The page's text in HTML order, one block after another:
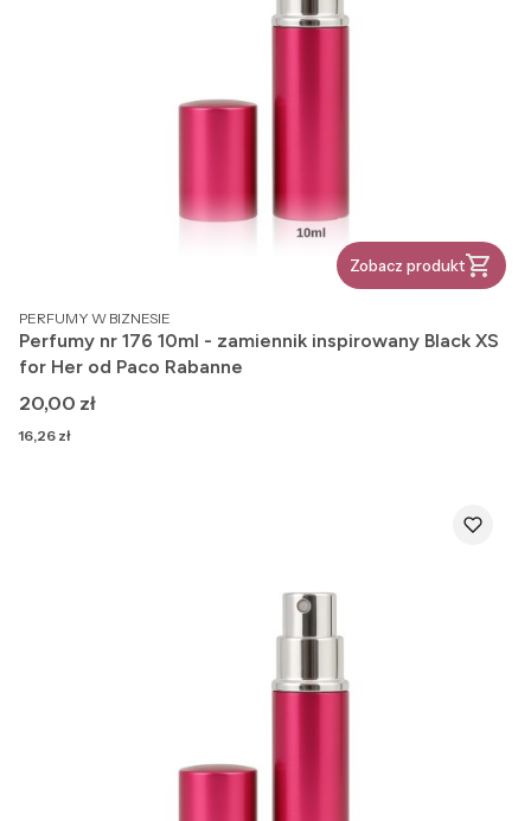
Zobacz produkt
PRODUCENT
PERFUMY W BIZNESIE
Perfumy nr 176 10ml - zamiennik inspirowany Black XS
for Her od Paco Rabanne
Cena
20,00 zł
Cena
16,26 zł